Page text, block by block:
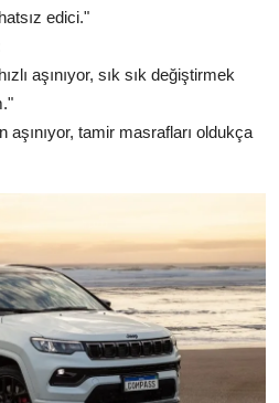
edici."
aşınıyor, sık sık değiştirmek
aşınıyor, tamir masrafları oldukça